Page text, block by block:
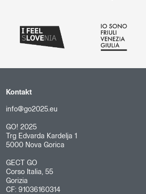
Kontakt
info@go2025.eu
GO! 2025
Trg Edvarda Kardelja 1
5000 Nova Gorica
GECT GO
Corso Italia, 55
Gorizia
CF: 91036160314